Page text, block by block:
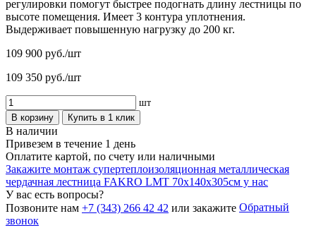
регулировки помогут быстрее подогнать длину лестницы по
высоте помещения. Имеет 3 контура уплотнения.
Выдерживает повышенную нагрузку до 200 кг.
109 900 руб./шт
109 350 руб./шт
шт
В корзину
Купить в 1 клик
В наличии
Привезем в течение 1 день
Оплатите картой, по счету или наличными
Закажите монтаж супертеплоизоляционная металлическая
чердачная лестница FAKRO LMT 70х140х305см у нас
У вас есть вопросы?
Позвоните нам +7 (343) 266 42 42 или закажите Обратный
звонок